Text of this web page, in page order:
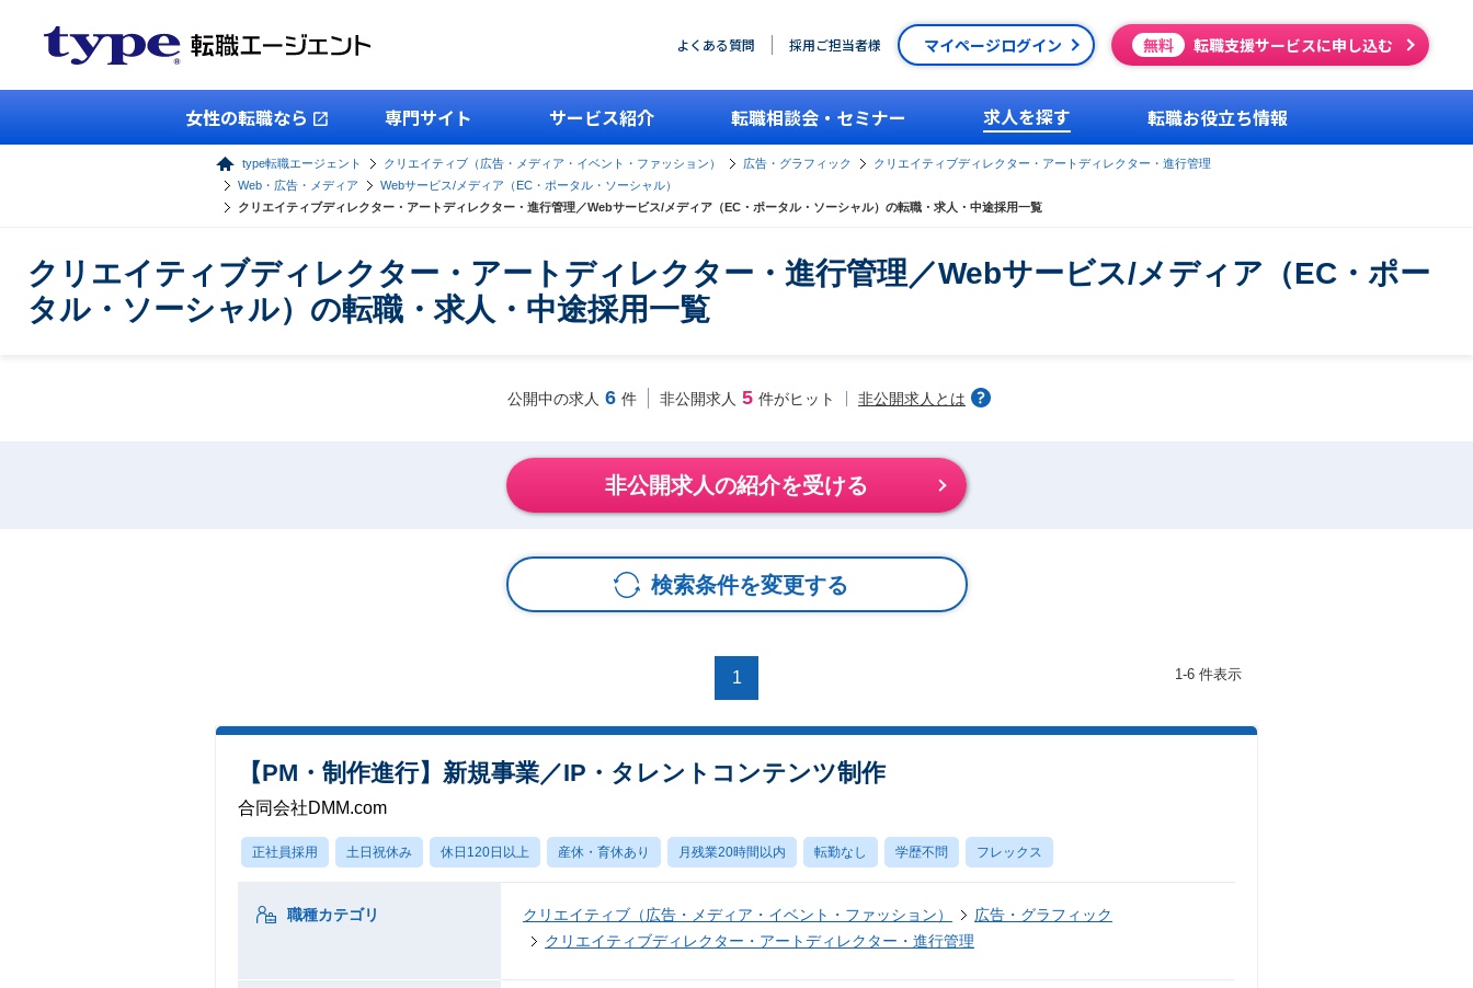
よくある質問 採用ご担当者様 マイページログイン 無料 転職支援サービスに申し込む
女性の転職なら 専門サイト サービス紹介 転職相談会・セミナー 求人を探す 転職お役立ち情報
type転職エージェント クリエイティブ（広告・メディア・イベント・ファッション） 広告・グラフィック
クリエイティブディレクター・アートディレクター・進行管理
Web・広告・メディア
Webサービス/メディア（EC・ポータル・ソーシャル）
クリエイティブディレクター・アートディレクター・進行管理／Webサービス/メディア（EC・ポータル・ソーシャル）の転職・求人・中途採用一覧
クリエイティブディレクター・アートディレクター・進行管理／Webサービス/メディア（EC・ポー
タル・ソーシャル）の転職・求人・中途採用一覧
公開中の求人 6 件 非公開求人 5 件がヒット 非公開求人とは
非公開求人の紹介を受ける
検索条件を変更する
1 1-6 件表示
【PM・制作進行】新規事業／IP・タレントコンテンツ制作
合同会社DMM.com
正社員採用 土日祝休み 休日120日以上 産休・育休あり 月残業20時間以内 転勤なし 学歴不問 フレックス
職種カテゴリ クリエイティブ（広告・メディア・イベント・ファッション）
広告・グラフィック
クリエイティブディレクター・アートディレクター・進行管理